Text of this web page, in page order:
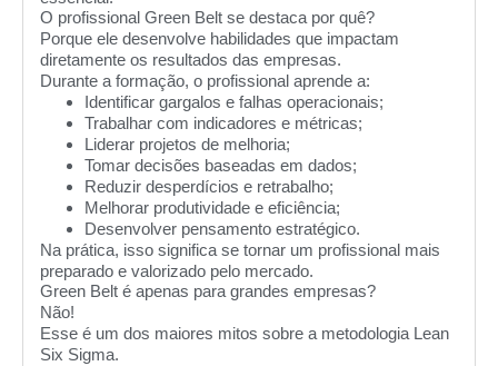
O profissional Green Belt se destaca por quê?
Porque ele desenvolve habilidades que impactam
diretamente os resultados das empresas.
Durante a formação, o profissional aprende a:
Identificar gargalos e falhas operacionais;
Trabalhar com indicadores e métricas;
Liderar projetos de melhoria;
Tomar decisões baseadas em dados;
Reduzir desperdícios e retrabalho;
Melhorar produtividade e eficiência;
Desenvolver pensamento estratégico.
Na prática, isso significa se tornar um profissional mais
preparado e valorizado pelo mercado.
Green Belt é apenas para grandes empresas?
Não!
Esse é um dos maiores mitos sobre a metodologia Lean
Six Sigma.